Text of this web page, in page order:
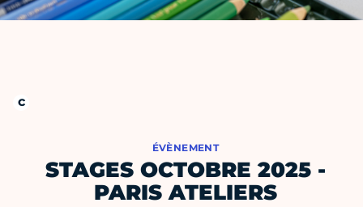
ÉVÈNEMENT
STAGES OCTOBRE 2025 -
PARIS ATELIERS